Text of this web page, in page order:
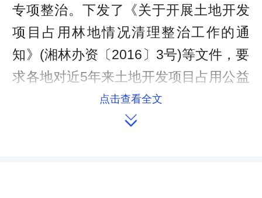
专项整治。下发了《关于开展土地开发
项目占用林地情况清理整治工作的通
知》(湘林办资〔2016〕3号)等文件，要
求各地对近5年来土地开发项目占用公益
林地等情况进行一次全面清理整治。并
开展严厉打击非法占用林地等涉林违法
点击查看全文
